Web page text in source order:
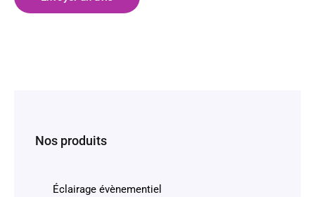
Nos produits
Éclairage évènementiel